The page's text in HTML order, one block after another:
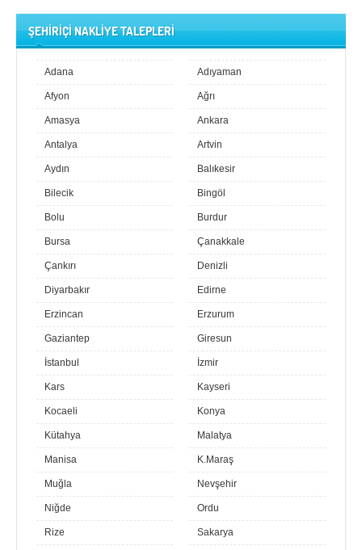
ŞEHİRİÇİ NAKLİYE TALEPLERİ
Adana Adıyaman
Afyon Ağrı
Amasya Ankara
Antalya Artvin
Aydın Balıkesir
Bilecik Bingöl
Bolu Burdur
Bursa Çanakkale
Çankırı Denizli
Diyarbakır Edirne
Erzincan Erzurum
Gaziantep Giresun
İstanbul İzmir
Kars Kayseri
Kocaeli Konya
Kütahya Malatya
Manisa K.Maraş
Muğla Nevşehir
Niğde Ordu
Rize Sakarya